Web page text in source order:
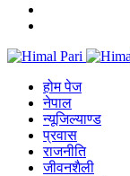
होम पेज
नेपाल
न्यूजिल्याण्ड
प्रवास
राजनीति
जीवनशैली